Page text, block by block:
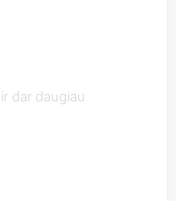
dar daugiau